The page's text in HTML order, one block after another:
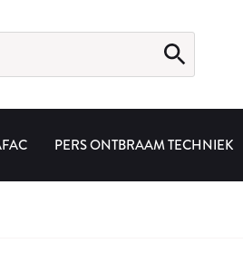
PERS ONTBRAAM TECHNIEK